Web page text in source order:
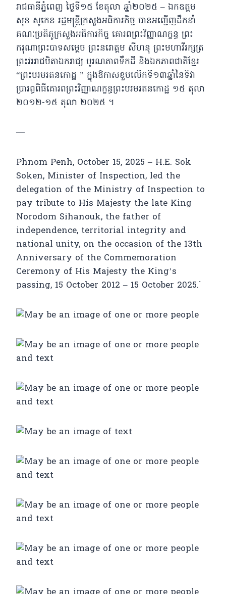
រាជធានីភ្នំពេញ ថ្ងៃទី១៥ ខែតុលា ឆ្នាំ២០២៥ – ឯកឧត្តម
សុខ សូកេន រដ្ឋមន្រ្តីក្រសួងអធិការកិច្ច បានអញ្ជើញដឹកនាំ
គណៈប្រតិភូក្រសួងអធិការកិច្ច គោរពព្រះវិញ្ញាណក្ខន្ធ ព្រះ
ករុណាព្រះបាទសម្តេច ព្រះនរោត្តម សីហនុ ព្រះមហាវីរក្សត្រ
ព្រះវររាជបិតាឯករាជ្យ បូរណភាពទឹកដី និងឯកភាពជាតិខ្មែរ
“ព្រះបរមរតនកោដ្ឋ ” ក្នុងឱកាសខួបលើកទី១៣ឆ្នាំនៃទិវា
ប្រារព្ធពិធីគោរពព្រះវិញ្ញាណក្ខន្ធព្រះបរមរតនកោដ្ឋ ១៥ តុលា
២០១២-១៥ តុលា ២០២៥ ។
—
Phnom Penh, October 15, 2025 – H.E. Sok
Soken, Minister of Inspection, led the
delegation of the Ministry of Inspection to
pay tribute to His Majesty the late King
Norodom Sihanouk, the father of
independence, territorial integrity and
national unity, on the occasion of the 13th
Anniversary of the Commemoration
Ceremony of His Majesty the King’s
passing, 15 October 2012 – 15 October 2025.`